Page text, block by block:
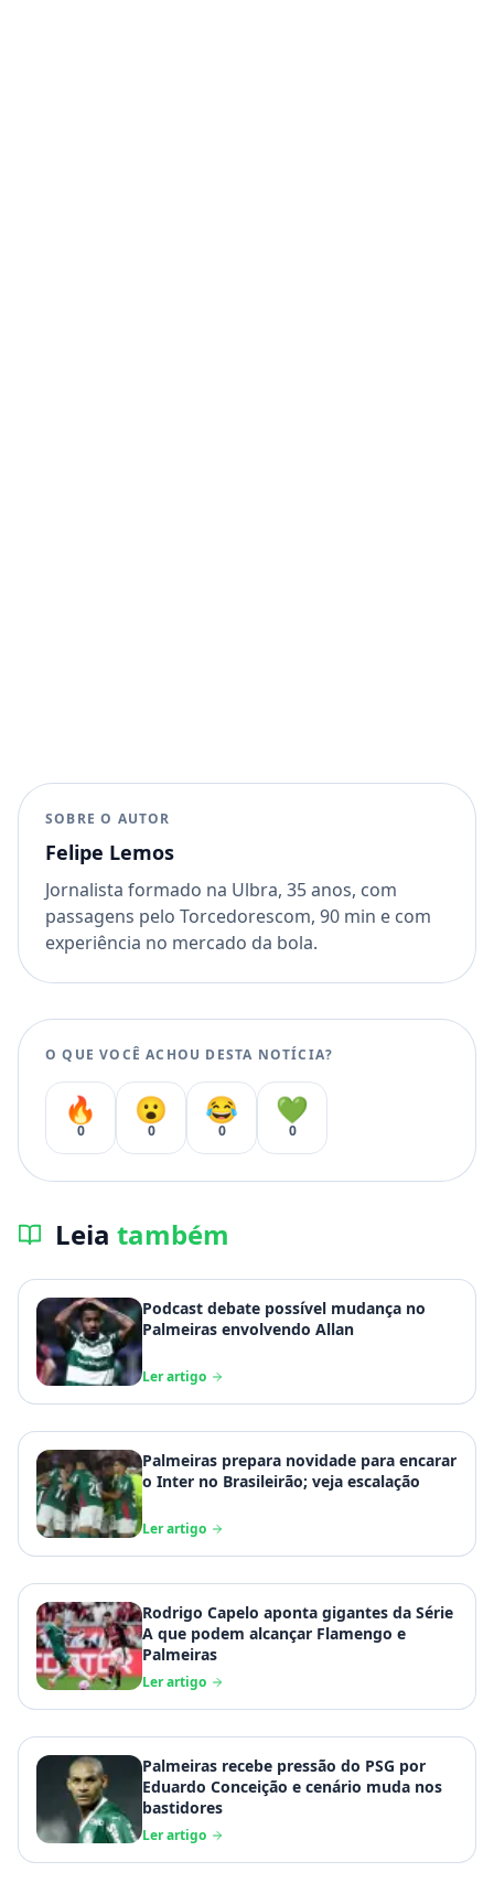
SOBRE O AUTOR
Felipe Lemos
Jornalista formado na Ulbra, 35 anos, com
passagens pelo Torcedorescom, 90 min e com
experiência no mercado da bola.
O QUE VOCÊ ACHOU DESTA NOTÍCIA?
🔥
0
😮
0
😂
0
💚
0
Leia também
Podcast debate possível mudança no
Palmeiras envolvendo Allan
Ler artigo
Palmeiras prepara novidade para encarar
o Inter no Brasileirão; veja escalação
Ler artigo
Rodrigo Capelo aponta gigantes da Série
A que podem alcançar Flamengo e
Palmeiras
Ler artigo
Palmeiras recebe pressão do PSG por
Eduardo Conceição e cenário muda nos
bastidores
Ler artigo